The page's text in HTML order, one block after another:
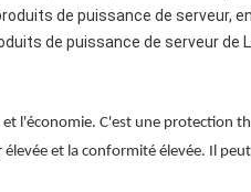
de puissance de serveur,
de puissance de serveur de
l'économie. C'est une protection
et la conformité élevée. Il peut